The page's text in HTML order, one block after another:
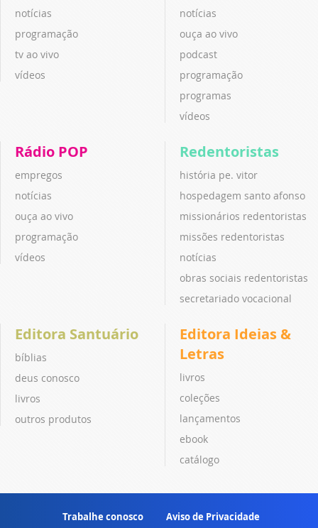
notícias
programação
tv ao vivo
vídeos
notícias
ouça ao vivo
podcast
programação
programas
vídeos
Rádio POP
empregos
notícias
ouça ao vivo
programação
vídeos
Redentoristas
história pe. vitor
hospedagem santo afonso
missionários redentoristas
missões redentoristas
notícias
obras sociais redentoristas
secretariado vocacional
Editora Santuário
bíblias
deus conosco
livros
outros produtos
Editora Ideias &
Letras
livros
coleções
lançamentos
ebook
catálogo
Trabalhe conosco Aviso de Privacidade